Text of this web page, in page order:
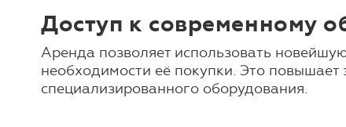
Доступ к современному
Аренда позволяет использовать
необходимости её покупки. Это повышает
специализированного оборудования.